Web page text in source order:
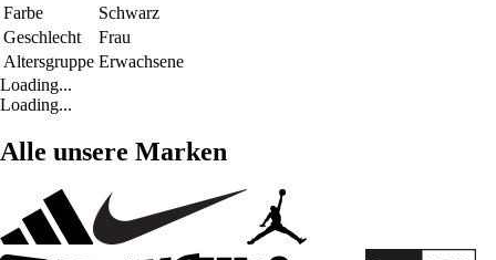
Farbe
Schwarz
Geschlecht
Frau
Altersgruppe Erwachsene
Loading...
Loading...
Alle unsere Marken